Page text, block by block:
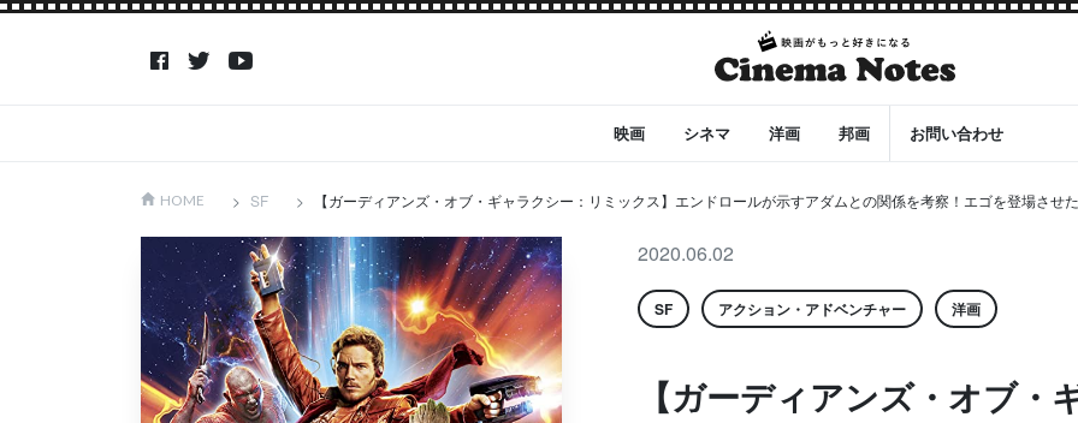
映画 シネマ 洋画 邦画 お問い合わせ
HOME SF 【ガーディアンズ・オブ・ギャラクシー：リミックス】エンドロールが示すアダムとの関係を考察！エゴを登場させ
2020.06.02
SF アクション・アドベンチャー 洋画
【ガーディアンズ・オブ